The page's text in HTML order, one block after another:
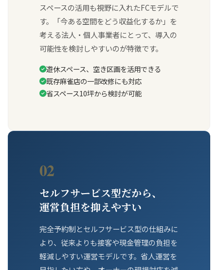
スペースの活用も視野に入れたFCモデルで
す。「今ある空間をどう収益化するか」を
考える法人・個人事業者にとって、導入の
可能性を検討しやすいのが特徴です。
遊休スペース、空き区画を活用できる
既存麻雀店の一部改修にも対応
省スペース10坪から検討が可能
02
セルフサービス型だから、
運営負担を抑えやすい
完全予約制とセルフサービス型の仕組みに
より、従来よりも接客や現金管理の負担を
軽減しやすい運営モデルです。省人運営を